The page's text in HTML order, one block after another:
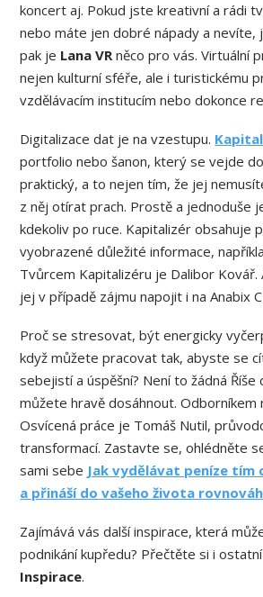
koncert aj. Pokud jste kreativní a rádi
nebo máte jen dobré nápady a nevíte,
pak je Lana VRněco pro vás. Virtuální
nejen kulturní sféře, ale i turistickému
vzdělávacím institucím nebo dokonce
Digitalizace dat je na vzestupu.
portfolio nebo šanon, který se vejde
praktický, a to nejen tím, že jej
z něj otírat prach. Prostě a jednoduše
kdekoliv po ruce. Kapitalizér obsahuje
vyobrazené důležité informace,
Tvůrcem Kapitalizéru je Dalibor Kovář.
jej v případě zájmu napojit i na Anabix
Proč se stresovat, být energicky
když můžete pracovat tak, abyste se
sebejistí a úspěšní? Není to žádná Říše
můžete hravě dosáhnout. Odborníkem
Osvícená práce je Tomáš Nutil,
transformací. Zastavte se, ohlédněte
sami sebe Jak vydělávat peníze tím
a přináší do vašeho života
Zajímává vás další inspirace, která
podnikání kupředu? Přečtěte si i
Inspirace.